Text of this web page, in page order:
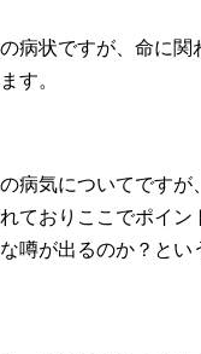
病状ですが、命に関
す。
病気についてですが
ておりここでポイン
噂が出るのか？とい